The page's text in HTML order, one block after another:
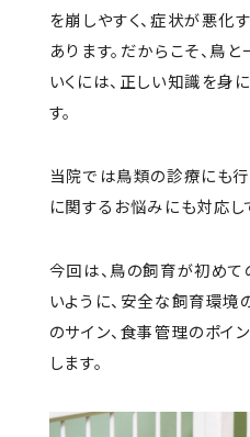
を崩しやすく、症状が悪化
あります。だからこそ、鳥
いくには、正しい知識を身
す。
当院では鳥類の診療にも
に関するお悩みにも対応し
今回は、鳥の飼育が初め
いように、安全な飼育環
のサイン、食事管理のポイ
します。